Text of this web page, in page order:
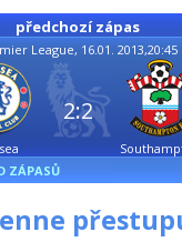
předchozí zápas
League, 16.01. 2013,20:45
2:2
ZÁPASŮ